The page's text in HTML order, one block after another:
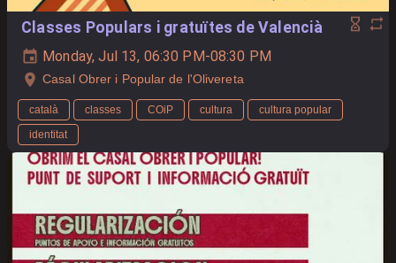
Classes Populars i gratuïtes de Valencià
Monday, Jul 13, 06:30 PM-08:30 PM
Casal Obrer i Popular de l'Olivereta
català classes COiP cultura
cultura popular
identitat